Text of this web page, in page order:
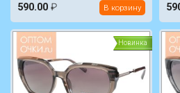
590.00 ₽ В корзину
Новинка